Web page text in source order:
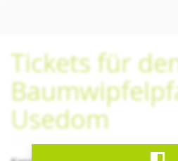
springen
Tickets für
Usedom